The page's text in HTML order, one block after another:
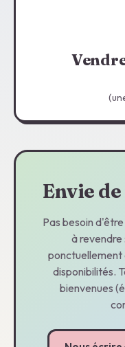
Envie de
Pas besoin
à
ponctuellement
disponibilités.
bienvenues